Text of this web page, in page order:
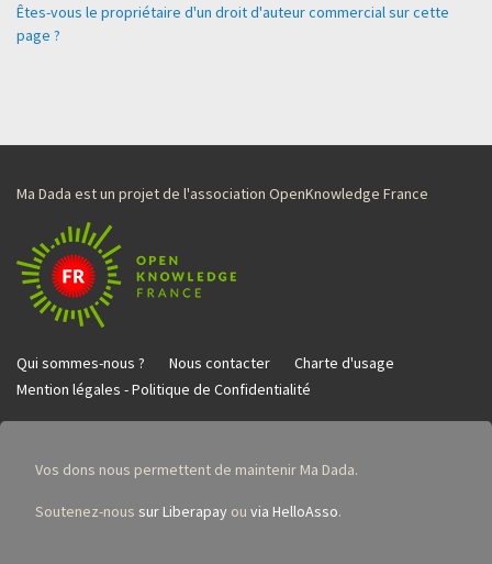
Êtes-vous le propriétaire d'un droit d'auteur commercial sur cette
page ?
Ma Dada est un projet de l'association OpenKnowledge France
Qui sommes-nous ? Nous contacter
Charte d'usage
Mention légales - Politique de Confidentialité
Vos dons nous permettent de maintenir Ma Dada.
Soutenez-nous sur Liberapay ou via HelloAsso.